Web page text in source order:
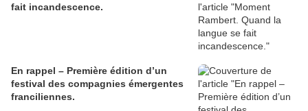
fait incandescence.
En rappel – Première édition d’un
festival des compagnies émergentes
franciliennes.